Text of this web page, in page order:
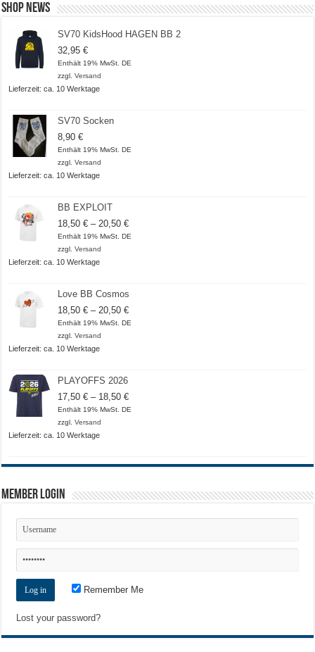
Shop News
SV70 KidsHood HAGEN BB 2
32,95€
Enthält 19% MwSt. DE
zzgl.Versand
Lieferzeit: ca. 10 Werktage
SV70 Socken
8,90€
Enthält 19% MwSt. DE
zzgl.Versand
Lieferzeit: ca. 10 Werktage
BB EXPLOIT
18,50€ – 20,50€Preisspanne:
18,50 €
Enthält 19% MwSt. DE
zzgl.Versand
Lieferzeit: ca. 10 Werktage
Love BB Cosmos
18,50€ – 20,50€Preisspanne:
18,50 €
Enthält 19% MwSt. DE
zzgl.Versand
Lieferzeit: ca. 10 Werktage
PLAYOFFS 2026
17,50€ – 18,50€Preisspanne:
17,50 €
Enthält 19% MwSt. DE
zzgl.Versand
Lieferzeit: ca. 10 Werktage
Member Login
Remember Me
Lost your password?